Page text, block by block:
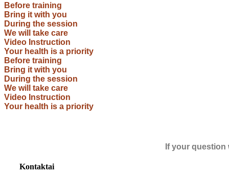
Before training
Bring it with you
During the session
We will take care
Video Instruction
Your health is a priority
Before training
Bring it with you
During the session
We will take care
Video Instruction
Your health is a priority
If your question
Kontaktai